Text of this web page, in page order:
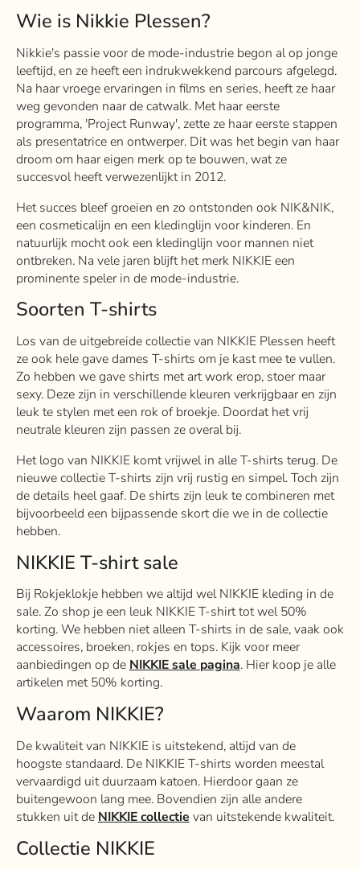
Wie is Nikkie Plessen?
Nikkie's passie voor de mode-industrie begon al op jonge
leeftijd, en ze heeft een indrukwekkend parcours afgelegd.
Na haar vroege ervaringen in films en series, heeft ze haar
weg gevonden naar de catwalk. Met haar eerste
programma, 'Project Runway', zette ze haar eerste stappen
als presentatrice en ontwerper. Dit was het begin van haar
droom om haar eigen merk op te bouwen, wat ze
succesvol heeft verwezenlijkt in 2012.
Het succes bleef groeien en zo ontstonden ook NIK&NIK,
een cosmeticalijn en een kledinglijn voor kinderen. En
natuurlijk mocht ook een kledinglijn voor mannen niet
ontbreken. Na vele jaren blijft het merk NIKKIE een
prominente speler in de mode-industrie.
Soorten T-shirts
Los van de uitgebreide collectie van NIKKIE Plessen heeft
ze ook hele gave dames T-shirts om je kast mee te vullen.
Zo hebben we gave shirts met art work erop, stoer maar
sexy. Deze zijn in verschillende kleuren verkrijgbaar en zijn
leuk te stylen met een rok of broekje. Doordat het vrij
neutrale kleuren zijn passen ze overal bij.
Het logo van NIKKIE komt vrijwel in alle T-shirts terug. De
nieuwe collectie T-shirts zijn vrij rustig en simpel. Toch zijn
de details heel gaaf. De shirts zijn leuk te combineren met
bijvoorbeeld een bijpassende skort die we in de collectie
hebben.
NIKKIE T-shirt sale
Bij Rokjeklokje hebben we altijd wel NIKKIE kleding in de
sale. Zo shop je een leuk NIKKIE T-shirt tot wel 50%
korting. We hebben niet alleen T-shirts in de sale, vaak ook
accessoires, broeken, rokjes en tops. Kijk voor meer
aanbiedingen op de NIKKIE sale pagina. Hier koop je alle
artikelen met 50% korting.
Waarom NIKKIE?
De kwaliteit van NIKKIE is uitstekend, altijd van de
hoogste standaard. De NIKKIE T-shirts worden meestal
vervaardigd uit duurzaam katoen. Hierdoor gaan ze
buitengewoon lang mee. Bovendien zijn alle andere
stukken uit de NIKKIE collectie van uitstekende kwaliteit.
Collectie NIKKIE